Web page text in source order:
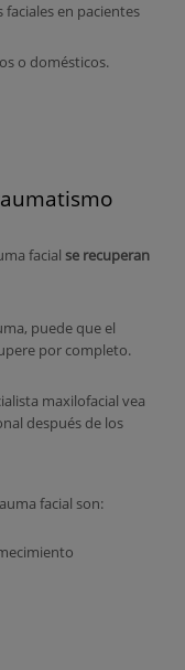
faciales en pacientes
o domésticos.
facial se recuperan
puede que el
por completo.
maxilofacial vea
después de los
facial son: